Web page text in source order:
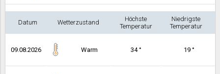
Datum Wetterzustand
Höchste
Temperatur
Niedrigste
Temperatur
09.08.2026 Warm 34 ° 19 °